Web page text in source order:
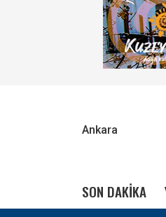
Ankara
SON DAKİKA